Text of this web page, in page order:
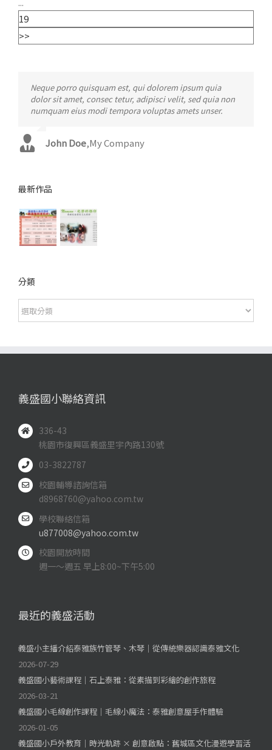
19
>>
Neque porro quisquam est, qui dolorem ipsum quia
dolor sit amet, consec tetur, adipisci velit, sed quia non
numquam eius modi tempora voluptas amets unser.
John Doe,My Company
Aliquam erat volutpat. Quisque at est id ligula facilisis
laoreet eget pulvinar nibh. Suspendisse at ultrices dui.
Curabitur ac felis arcu sadips ipsums fugiats nemis.
Luke Beck,Theme Fusion
最新作品
分類
分
類
義盛國小聯絡資訊
336-43
桃園市復興區義盛里宇內路130號
03-3822787
校園輔導諮詢信箱
d8968760@yahoo.com.tw
學校聯絡信箱
u877008@yahoo.com.tw
校園開放時間
週一～週五 早上8:00~下午5:00
最近的義盛活動
義盛小主播介紹泰雅族竹管琴、木琴｜從傳統樂器認識泰雅文化
2026-07-29
義盛國小藝術課程｜石上泰雅：從素描到彩繪的創作旅程
2026-03-21
義盛國小毛線創作課程｜毛線小魔法：泰雅創意屋手作體驗
2026-01-05
義盛國小戶外教育｜時光軌跡 × 創意啟點：舊城區文化漫遊學習活